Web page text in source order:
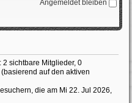
Angemeldet bleiben
2 sichtbare Mitglieder, 0
auf den aktiven
die am Mi 22. Jul 2026,